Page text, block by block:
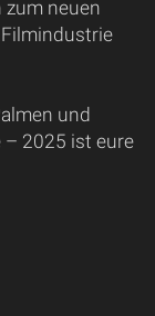
neuen
und
– 2025 ist eure